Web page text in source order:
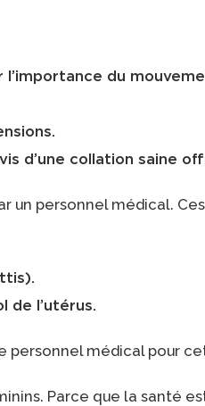
du
d’une collation saine
un personnel médical.
de l’utérus.
personnel médical pour
Parce que la santé